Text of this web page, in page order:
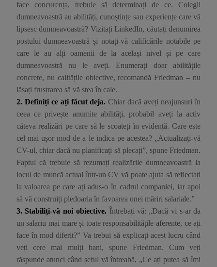
face concurența, trebuie să determinați de ce. Colegii
dumneavoastră au abilități, cunoștințe sau experiențe care vă
lipsesc dumneavoastră? Vizitați LinkedIn, căutați denumirea
postului dumneavoastră și notați-vă calificările notabile pe
care le au alți oamenii de la același nivel și pe care
dumneavoastră nu le aveți. Enumerați doar abilitățile
concrete, nu calitățile obiective, recomandă Friedman – nu
lăsați frustrarea să vă stea în cale.
2. Definiți ce ați făcut deja. Chiar dacă aveți neajunsuri în
ceea ce privește anumite abilități, probabil aveți la activ
câteva realizări pe care să le scoateți în evidență. Care este
cel mai ușor mod de a le indica pe acestea? „Actualizați-vă
CV-ul, chiar dacă nu planificați să plecați”, spune Friedman.
Faptul că trebuie să rezumați realizările dumneavoastră la
locul de muncă actual într-un CV vă poate ajuta să reflectați
la valoarea pe care ați adus-o în cadrul companiei, iar apoi
să vă construiți pledoaria în favoarea unei măriri salariale.”
3. Stabiliți-vă noi obiective.Întrebați-vă: „Dacă vi s-ar da
un salariu mai mare și toate responsabilitățile aferente, ce ați
face în mod diferit?” Va trebui să explicați acest lucru când
veți cere mai mulți bani, spune Friedman. Cum veți
răspunde atunci când șeful vă întreabă, „Ce ați putea să îmi